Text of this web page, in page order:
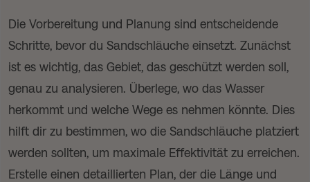
Die Vorbereitung und Planung sind entscheidende
Schritte, bevor du Sandschläuche einsetzt. Zunächst
ist es wichtig, das Gebiet, das geschützt werden soll,
genau zu analysieren. Überlege, wo das Wasser
herkommt und welche Wege es nehmen könnte. Dies
hilft dir zu bestimmen, wo die Sandschläuche platziert
werden sollten, um maximale Effektivität zu erreichen.
Erstelle einen detaillierten Plan, der die Länge und